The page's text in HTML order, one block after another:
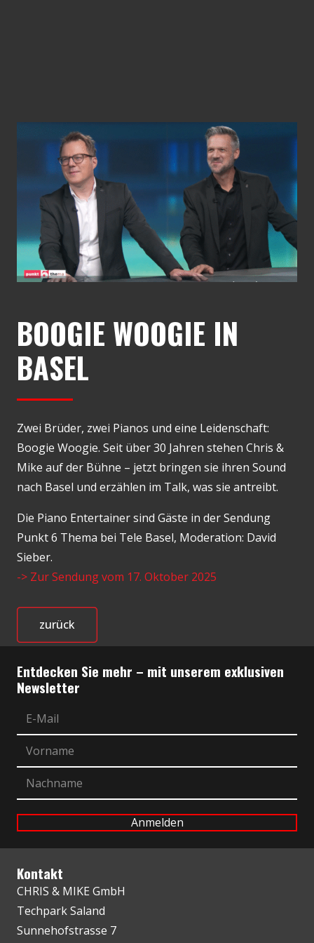
BOOGIE WOOGIE IN
BASEL
Zwei Brüder, zwei Pianos und eine Leidenschaft:
Boogie Woogie. Seit über 30 Jahren stehen Chris &
Mike auf der Bühne – jetzt bringen sie ihren Sound
nach Basel und erzählen im Talk, was sie antreibt.
Die Piano Entertainer sind Gäste in der Sendung
Punkt 6 Thema bei Tele Basel, Moderation: David
Sieber.
-> Zur Sendung vom 17. Oktober 2025
zurück
Entdecken Sie mehr – mit unserem exklusiven
Newsletter
Kontakt
CHRIS & MIKE GmbH
Techpark Saland
Sunnehofstrasse 7